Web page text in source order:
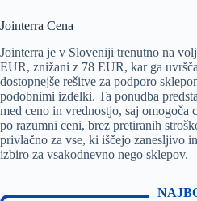
Jointerra Cena
Jointerra je v Sloveniji trenutno na
EUR, znižani z 78 EUR, kar ga
dostopnejše rešitve za podporo
podobnimi izdelki. Ta ponudba
med ceno in vrednostjo, saj omogoča
po razumni ceni, brez pretiranih
privlačno za vse, ki iščejo zanesljivo
izbiro za vsakodnevno nego sklepov.